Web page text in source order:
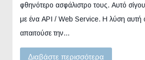
φθηνότερο ασφάλιστρο τους. Αυτό
με ένα API / Web Service. Η λύση
απαιτούσε την…
Διαβάστε περισσότερα